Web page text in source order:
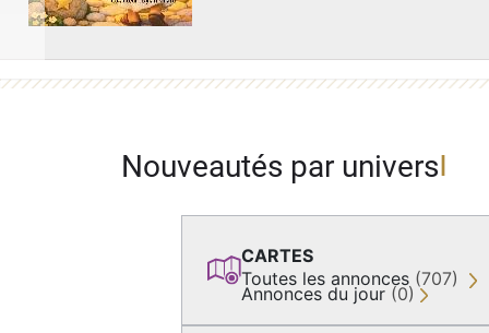
Nouveautés par univers
CARTES
Toutes les annonces (707)
Annonces du jour (0)